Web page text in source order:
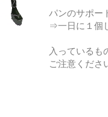
パンのサポー
⇒一日に１個
入っているも
ご注意くださ